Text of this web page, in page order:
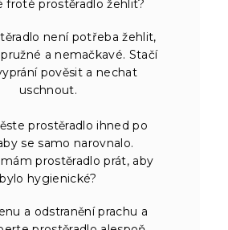
froté prostěradlo žehlit?
není potřeba žehlit,
a nemačkavé. Stačí
pověsit a nechat
uschnout.
prostěradlo ihned po
se samo narovnalo.
prostěradlo prát, aby
bylo hygienické?
a odstranění prachu a